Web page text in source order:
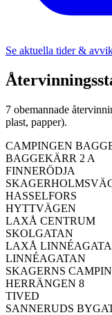
Se aktuella tider &
7 obemannade
plast, papper).
CAMPINGEN
BAGGEKÄRR 2 A
FINNERÖDJA
HASSELFORS
HYTTVÄGEN
LAXÅ CENTRUM
SKOLGATAN
LAXÅ
LINNÉAGATAN
SKAGERNS
HERRÄNGEN 8
TIVED
SANNERUDS